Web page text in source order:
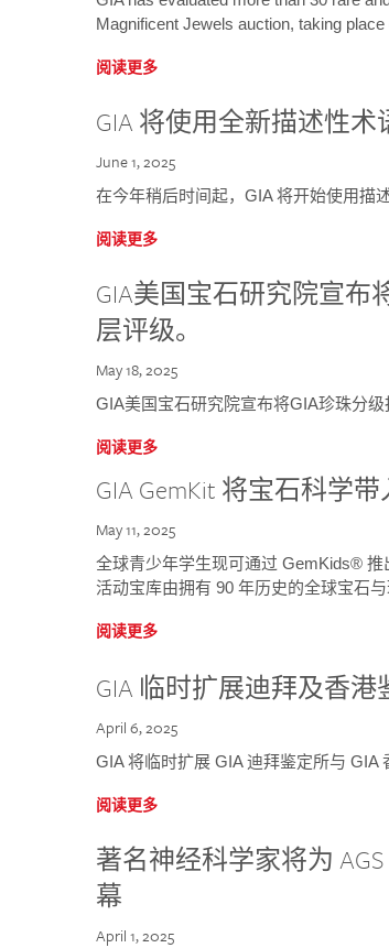
Magnificent Jewels auction, taking
阅读更多
GIA 将使用全新描述性
June 1, 2025
在今年稍后时间起，GIA 将开始使用描
阅读更多
GIA美国宝石研究院宣布
层评级。
May 18, 2025
GIA美国宝石研究院宣布将GIA珍珠分
阅读更多
GIA GemKit 将宝石科学
May 11, 2025
全球青少年学生现可通过 GemKids®
活动宝库由拥有 90 年历史的全球宝石
阅读更多
GIA 临时扩展迪拜及香
April 6, 2025
GIA 将临时扩展 GIA 迪拜鉴定所与 GIA
阅读更多
著名神经科学家将为
幕
April 1, 2025